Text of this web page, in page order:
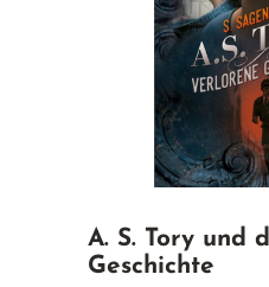
A. S. Tory und
Geschichte